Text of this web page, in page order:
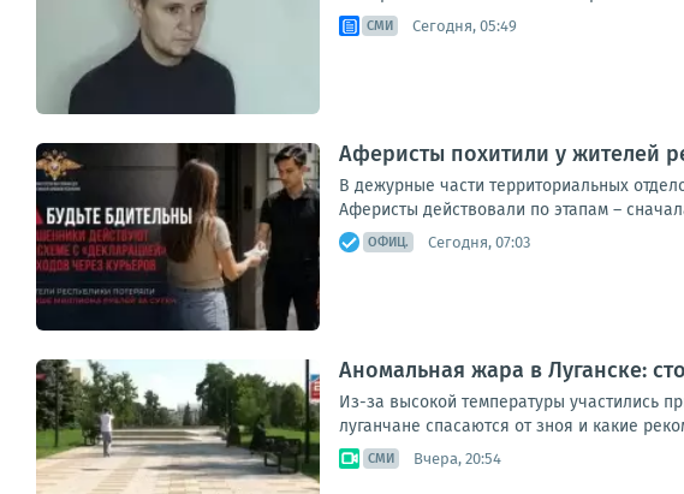
СМИ Сегодня, 05:49
Аферисты похитили у жителей
В дежурные части территориальных
Аферисты действовали по этапам –
ОФИЦ. Сегодня, 07:03
Аномальная жара в Луганске:
Из-за высокой температуры участились
луганчане спасаются от зноя и какие
СМИ Вчера, 20:54